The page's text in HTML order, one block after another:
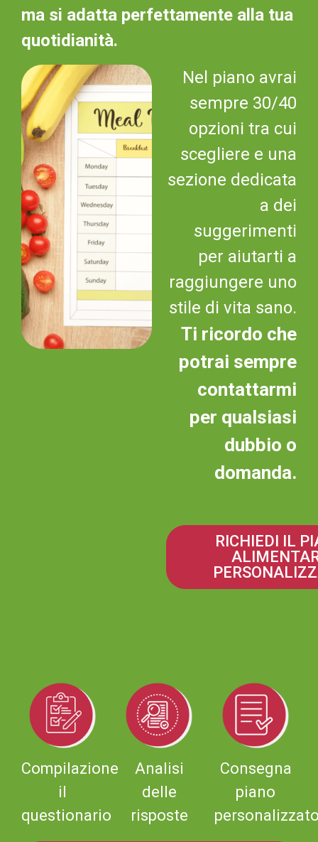
ma si adatta perfettamente alla tua
quotidianità.
Nel piano avrai
sempre 30/40
opzioni tra cui
scegliere e una
sezione dedicata
a dei
suggerimenti
per aiutarti a
raggiungere uno
stile di vita sano.
Ti ricordo che
potrai sempre
contattarmi
per qualsiasi
dubbio o
domanda.
RICHIEDI IL
Compilazione
il
questionario
Analisi
delle
risposte
Consegna
piano